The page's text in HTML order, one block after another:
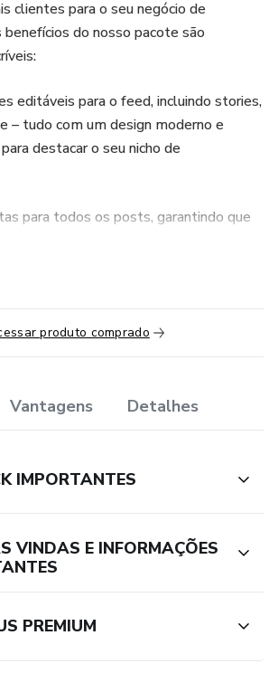
clientes para o seu negócio de
do nosso pacote são
editáveis para o feed, incluindo stories,
– tudo com um design moderno e
destacar o seu nicho de
para todos os posts, garantindo que
produtos de maneira impactante.
para feed e Stories, pensado
manter suas redes sociais ativas e
do seu público.
via WhatsApp, para esclarecer
personalizadas que vão alavancar
de criar conteúdo do zero e dê um
sucesso nas redes sociais com nosso
suplementos! 💪🌿
produto comprado
Vantagens Detalhes
IMPORTANTES
VINDAS E INFORMAÇÕES
PREMIUM